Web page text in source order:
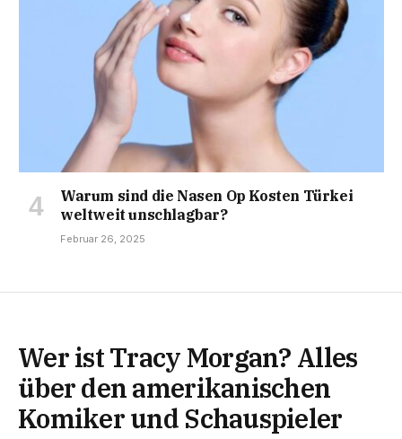
Warum sind die Nasen Op Kosten Türkei
weltweit unschlagbar?
Februar 26, 2025
Wer ist Tracy Morgan? Alles
über den amerikanischen
Komiker und Schauspieler